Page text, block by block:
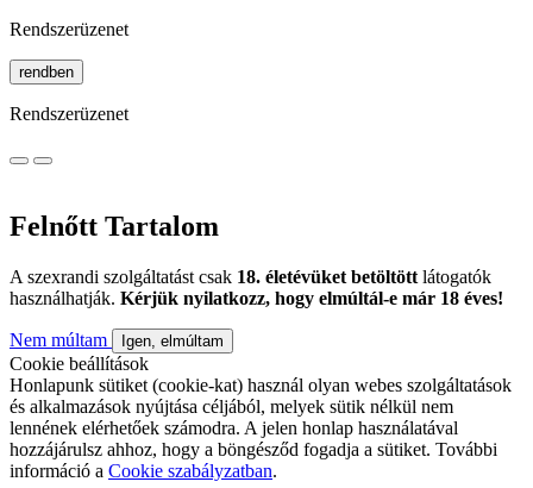
Rendszerüzenet
rendben
Rendszerüzenet
Felnőtt Tartalom
A szexrandi szolgáltatást csak 18. életévüket betöltött látogatók
használhatják. Kérjük nyilatkozz, hogy elmúltál-e már 18 éves!
Nem múltam Igen, elmúltam
Cookie beállítások
Honlapunk sütiket (cookie-kat) használ olyan webes szolgáltatások
és alkalmazások nyújtása céljából, melyek sütik nélkül nem
lennének elérhetőek számodra. A jelen honlap használatával
hozzájárulsz ahhoz, hogy a böngésződ fogadja a sütiket. További
információ a Cookie szabályzatban.